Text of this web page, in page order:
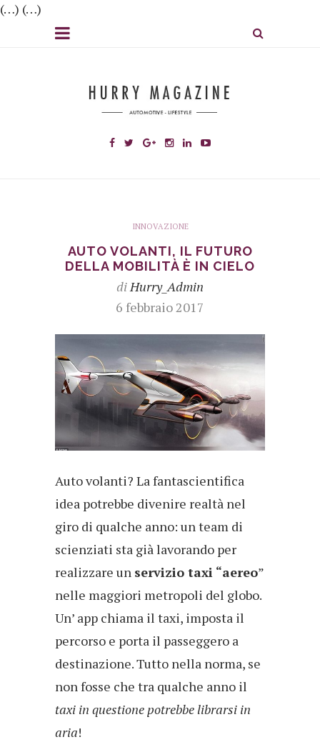
(…) (…)
INNOVAZIONE
AUTO VOLANTI, IL FUTURO
DELLA MOBILITÀ È IN CIELO
diHurry_Admin
6 febbraio 2017
Auto volanti? La fantascientifica
idea potrebbe divenire realtà nel
giro di qualche anno: un team di
scienziati sta già lavorando per
realizzare un servizio taxi “aereo”
nelle maggiori metropoli del globo.
Un’ app chiama il taxi, imposta il
percorso e porta il passeggero a
destinazione. Tutto nella norma, se
non fosse che tra qualche anno il
taxi in questione potrebbe librarsi in
aria!